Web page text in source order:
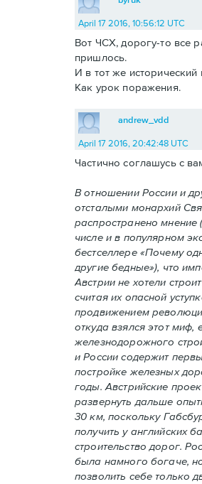
April 17 2016, 10:56:12 UTC
Вот ЧСХ, дорогу-то все
пришлось.
И в тот же исторический
Как урок поражения.
andrew_vdd
April 17 2016, 20:42:48 UTC
Частично соглашусь с
В отношении России и
отсталыми монархий
распространено мнение
числе и в популярном
бестселлере «Почему
другие бедные»), что
Австрии не хотели
считая их опасной
продвижением
откуда взялся этот миф,
железнодорожного
и России содержит
постройке железных
годы. Австрийские
развернуть дальше
30 км, поскольку
получить у английских
строительство дорог.
была намного богаче,
позволить себе только